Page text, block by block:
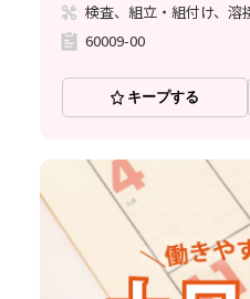
検査、組立・組付け、溶
60009-00
キープする